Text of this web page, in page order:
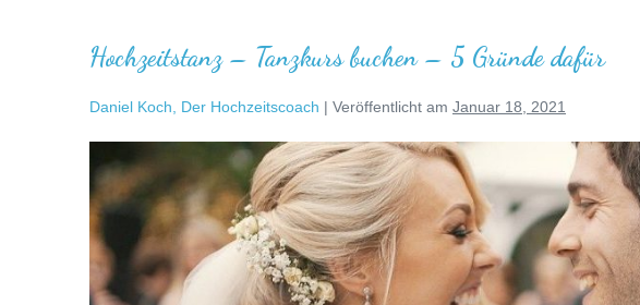
Hochzeitstanz – Tanzkurs buchen – 5 Gründe dafür
Daniel Koch, Der Hochzeitscoach | Veröffentlicht am Januar 18, 2021
Tanzkurs
buchen